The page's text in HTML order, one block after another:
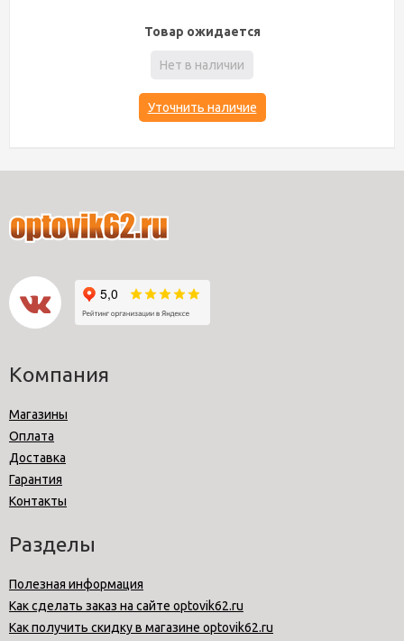
Товар ожидается
Нет в наличии
Уточнить наличие
Компания
Магазины
Оплата
Доставка
Гарантия
Контакты
Разделы
Полезная информация
Как сделать заказ на сайте optovik62.ru
Как получить скидку в магазине optovik62.ru